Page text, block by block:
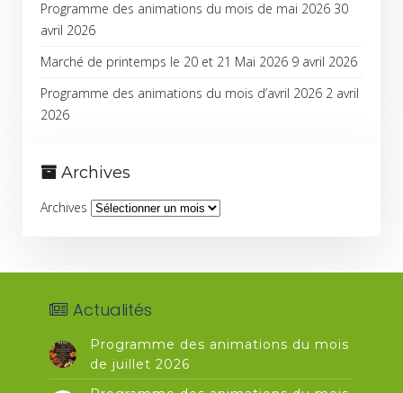
Programme des animations du mois de mai 2026 30
avril 2026
Marché de printemps le 20 et 21 Mai 2026 9 avril 2026
Programme des animations du mois d’avril 2026 2 avril
2026
Archives
Archives
Actualités
Programme des animations du mois
de juillet 2026